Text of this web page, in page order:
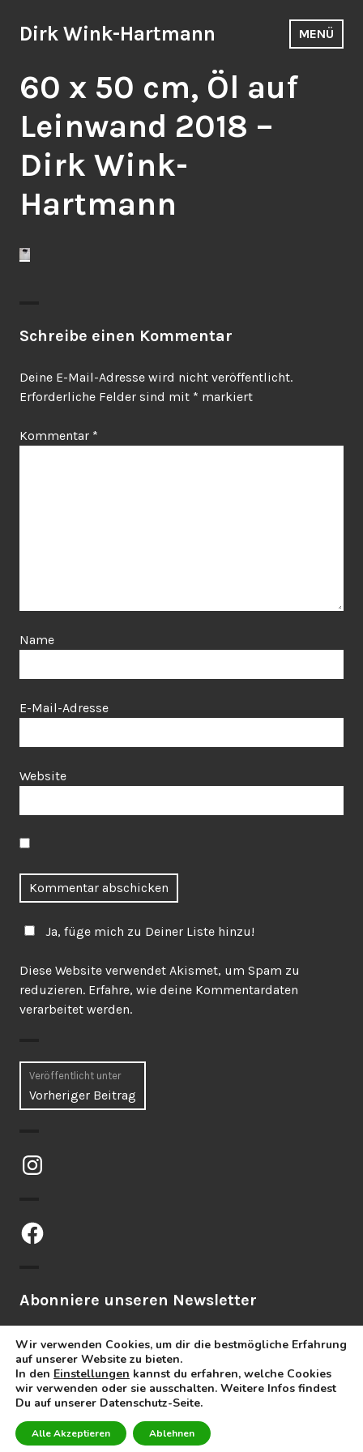
Inhalt
Dirk Wink-Hartmann MENÜ
60 x 50 cm, Öl auf
Leinwand 2018 –
Dirk Wink-
Hartmann
Schreibe einen Kommentar
Deine E-Mail-Adresse wird nicht veröffentlicht.
Erforderliche Felder sind mit * markiert
Kommentar *
Name
E-Mail-Adresse
Website
Ja, füge mich zu Deiner Liste hinzu!
Diese Website verwendet Akismet, um Spam zu
reduzieren. Erfahre, wie deine Kommentardaten
verarbeitet werden.
Beitragsnavigation
Veröffentlicht unter
Vorheriger Beitrag
Instagram
Facebook
Abonniere unseren Newsletter
Stolz präsentiert von WordPress Theme: Orvis von
Wir verwenden Cookies, um dir die bestmögliche Erfahrung
auf unserer Website zu bieten.
In den Einstellungen kannst du erfahren, welche Cookies
wir verwenden oder sie ausschalten. Weitere Infos findest
Du auf unserer Datenschutz-Seite.
Alle Akzeptieren Ablehnen